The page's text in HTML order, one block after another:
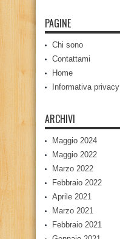
PAGINE
Chi sono
Contattami
Home
Informativa privacy
ARCHIVI
Maggio 2024
Maggio 2022
Marzo 2022
Febbraio 2022
Aprile 2021
Marzo 2021
Febbraio 2021